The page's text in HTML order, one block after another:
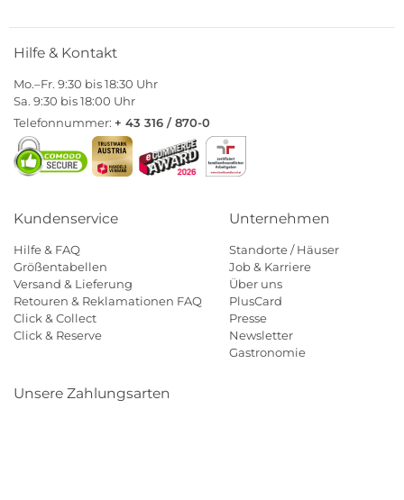
Hilfe & Kontakt
Mo.–Fr. 9:30 bis 18:30 Uhr
Sa. 9:30 bis 18:00 Uhr
Telefonnummer: + 43 316 / 870-0
Kundenservice
Hilfe & FAQ
Größentabellen
Versand & Lieferung
Retouren & Reklamationen FAQ
Click & Collect
Click & Reserve
Unternehmen
Standorte / Häuser
Job & Karriere
Über uns
PlusCard
Presse
Newsletter
Gastronomie
Unsere Zahlungsarten